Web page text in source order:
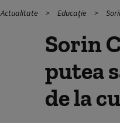
Actualitate Educație
Sorin
putea
de la